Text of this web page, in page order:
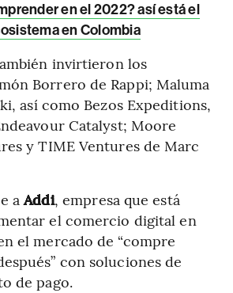
en el 2022? así está el
en Colombia
invirtieron los
Borrero de Rappi; Maluma
así como Bezos Expeditions,
Catalyst; Moore
y TIME Ventures de Marc
aAddi, empresa que está
el comercio digital en
el mercado de “compre
con soluciones de
de pago.